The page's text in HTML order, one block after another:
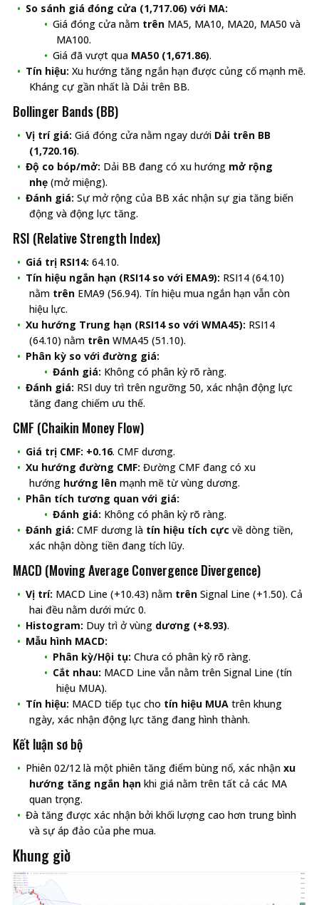
So sánh giá đóng cửa (1,717.06) với MA:
Giá đóng cửa nằm trên MA5, MA10, MA20, MA50 và
MA100.
Giá đã vượt qua MA50 (1,671.86).
Tín hiệu: Xu hướng tăng ngắn hạn được củng cố mạnh mẽ.
Kháng cự gần nhất là Dải trên BB.
Bollinger Bands (BB)
Vị trí giá: Giá đóng cửa nằm ngay dưới Dải trên BB
(1,720.16).
Độ co bóp/mở: Dải BB đang có xu hướng mở rộng
nhẹ (mở miệng).
Đánh giá: Sự mở rộng của BB xác nhận sự gia tăng biến
động và động lực tăng.
RSI (Relative Strength Index)
Giá trị RSI14: 64.10.
Tín hiệu ngắn hạn (RSI14 so với EMA9): RSI14 (64.10)
nằm trên EMA9 (56.94). Tín hiệu mua ngắn hạn vẫn còn
hiệu lực.
Xu hướng Trung hạn (RSI14 so với WMA45): RSI14
(64.10) nằm trên WMA45 (51.10).
Phân kỳ so với đường giá:
Đánh giá: Không có phân kỳ rõ ràng.
Đánh giá: RSI duy trì trên ngưỡng 50, xác nhận động lực
tăng đang chiếm ưu thế.
CMF (Chaikin Money Flow)
Giá trị CMF: +0.16. CMF dương.
Xu hướng đường CMF: Đường CMF đang có xu
hướng hướng lên mạnh mẽ từ vùng dương.
Phân tích tương quan với giá:
Đánh giá: Không có phân kỳ rõ ràng.
Đánh giá: CMF dương là tín hiệu tích cực về dòng tiền,
xác nhận dòng tiền đang tích lũy.
MACD (Moving Average Convergence Divergence)
Vị trí: MACD Line (+10.43) nằm trên Signal Line (+1.50). Cả
hai đều nằm dưới mức 0.
Histogram: Duy trì ở vùng dương (+8.93).
Mẫu hình MACD:
Phân kỳ/Hội tụ: Chưa có phân kỳ rõ ràng.
Cắt nhau: MACD Line vẫn nằm trên Signal Line (tín
hiệu MUA).
Tín hiệu: MACD tiếp tục cho tín hiệu MUA trên khung
ngày, xác nhận động lực tăng đang hình thành.
Kết luận sơ bộ
Phiên 02/12 là một phiên tăng điểm bùng nổ, xác nhận xu
hướng tăng ngắn hạn khi giá nằm trên tất cả các MA
quan trọng.
Đà tăng được xác nhận bởi khối lượng cao hơn trung bình
và sự áp đảo của phe mua.
Khung giờ